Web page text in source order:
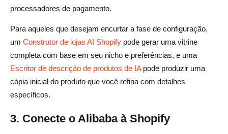
processadores de pagamento.
Para aqueles que desejam encurtar a fase de configuração,
um Construtor de lojas AI Shopify pode gerar uma vitrine
completa com base em seu nicho e preferências, e uma
Escritor de descrição de produtos de IApode produzir uma
cópia inicial do produto que você refina com detalhes
específicos.
3. Conecte o Alibaba à Shopify